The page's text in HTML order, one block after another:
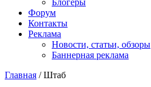
Блогеры
Форум
Контакты
Реклама
Новости, статьи, обзоры
Баннерная реклама
Главная / Штаб